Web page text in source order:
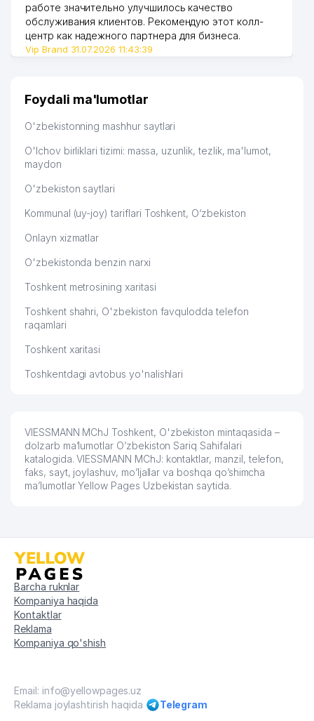
работе значительно улучшилось качество
обслуживания клиентов. Рекомендую этот колл-
центр как надежного партнера для бизнеса.
Vip Brand 31.07.2026 11:43:39
Foydali ma'lumotlar
O'zbekistonning mashhur saytlari
O'lchov birliklari tizimi: massa, uzunlik, tezlik, ma'lumot,
maydon
O'zbekiston saytlari
Kommunal (uy-joy) tariflari Toshkent, O‘zbekiston
Onlayn xizmatlar
O'zbekistonda benzin narxi
Toshkent metrosining xaritasi
Toshkent shahri, O'zbekiston favqulodda telefon
raqamlari
Toshkent xaritasi
Toshkentdagi avtobus yo'nalishlari
VIESSMANN MChJ Toshkent, O'zbekiston mintaqasida –
dolzarb ma’lumotlar O’zbekiston Sariq Sahifalari
katalogida. VIESSMANN MChJ: kontaktlar, manzil, telefon,
faks, sayt, joylashuv, mo’ljallar va boshqa qo’shimcha
ma’lumotlar Yellow Pages Uzbekistan saytida.
Barcha ruknlar
Kompaniya haqida
Kontaktlar
Reklama
Kompaniya qo'shish
Email: info@yellowpages.uz
Reklama joylashtirish haqida
Telegram